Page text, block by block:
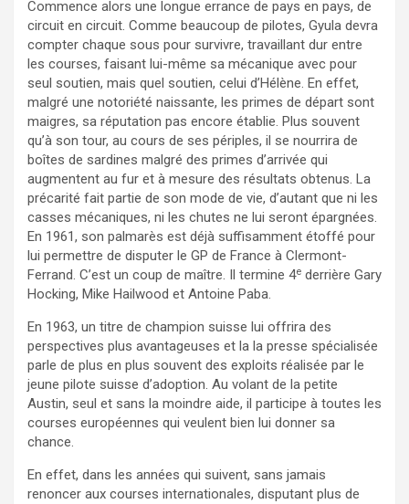
Commence alors une longue errance de pays en pays, de
circuit en circuit. Comme beaucoup de pilotes, Gyula devra
compter chaque sous pour survivre, travaillant dur entre
les courses, faisant lui-même sa mécanique avec pour
seul soutien, mais quel soutien, celui d’Hélène. En effet,
malgré une notoriété naissante, les primes de départ sont
maigres, sa réputation pas encore établie. Plus souvent
qu’à son tour, au cours de ses périples, il se nourrira de
boîtes de sardines malgré des primes d’arrivée qui
augmentent au fur et à mesure des résultats obtenus. La
précarité fait partie de son mode de vie, d’autant que ni les
casses mécaniques, ni les chutes ne lui seront épargnées.
En 1961, son palmarès est déjà suffisamment étoffé pour
lui permettre de disputer le GP de France à Clermont-
Ferrand. C’est un coup de maître. Il termine 4e derrière Gary
Hocking, Mike Hailwood et Antoine Paba.
En 1963, un titre de champion suisse lui offrira des
perspectives plus avantageuses et la la presse spécialisée
parle de plus en plus souvent des exploits réalisée par le
jeune pilote suisse d’adoption. Au volant de la petite
Austin, seul et sans la moindre aide, il participe à toutes les
courses européennes qui veulent bien lui donner sa
chance.
En effet, dans les années qui suivent, sans jamais
renoncer aux courses internationales, disputant plus de